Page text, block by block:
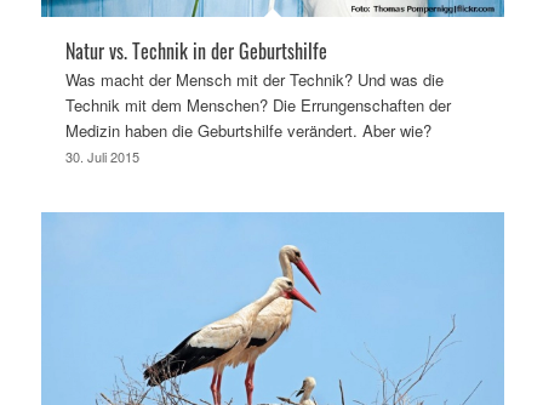
Natur vs. Technik in der Geburtshilfe
Was macht der Mensch mit der Technik? Und was die
Technik mit dem Menschen? Die Errungenschaften der
Medizin haben die Geburtshilfe verändert. Aber wie?
30. Juli 2015